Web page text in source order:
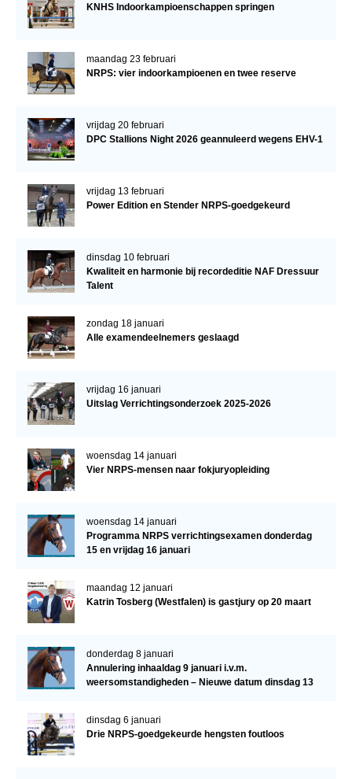
KNHS Indoorkampioenschappen springen
maandag 23 februari
NRPS: vier indoorkampioenen en twee reserve
vrijdag 20 februari
DPC Stallions Night 2026 geannuleerd wegens EHV-1
vrijdag 13 februari
Power Edition en Stender NRPS-goedgekeurd
dinsdag 10 februari
Kwaliteit en harmonie bij recordeditie NAF Dressuur
Talent
zondag 18 januari
Alle examendeelnemers geslaagd
vrijdag 16 januari
Uitslag Verrichtingsonderzoek 2025-2026
woensdag 14 januari
Vier NRPS-mensen naar fokjuryopleiding
woensdag 14 januari
Programma NRPS verrichtingsexamen donderdag
15 en vrijdag 16 januari
maandag 12 januari
Katrin Tosberg (Westfalen) is gastjury op 20 maart
donderdag 8 januari
Annulering inhaaldag 9 januari i.v.m.
weersomstandigheden – Nieuwe datum dinsdag 13
dinsdag 6 januari
Drie NRPS-goedgekeurde hengsten foutloos